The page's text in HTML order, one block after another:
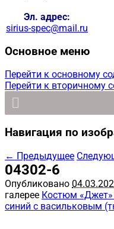
Эл. адрес:
sirius-spec@mail.ru
Основное меню
Перейти к основному
Перейти к вторичному
Навигация по
← Предыдущее
04302-6
Опубликовано
галерее Костюм «Джет»
синий с васильковым